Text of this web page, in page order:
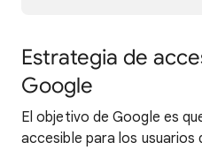
Estrategia de
Google
El objetivo de Google es
accesible para los usuarios